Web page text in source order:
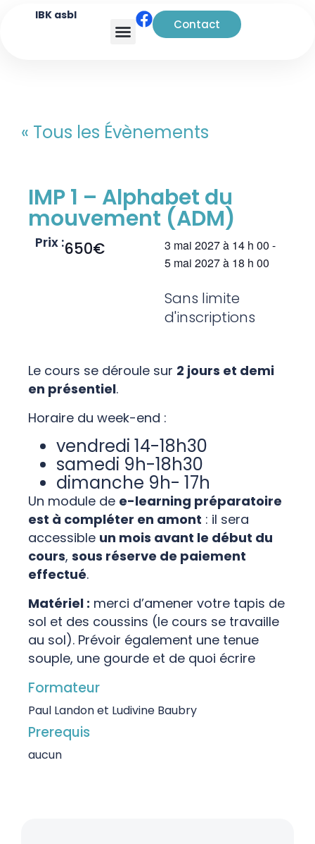
IBK asbl
Contact
« Tous les Évènements
IMP 1 – Alphabet du
mouvement (ADM)
Prix :650€ 3 mai 2027à 14 h 00 -
5 mai 2027à 18 h 00
Sans limite
d'inscriptions
Le cours se déroule sur 2 jours et demi
en présentiel.
Horaire du week-end :
vendredi 14-18h30
samedi 9h-18h30
dimanche 9h- 17h
Un module de e-learning préparatoire
est à compléter en amont : il sera
accessible un mois avant le début du
cours, sous réserve de paiement
effectué.
Matériel : merci d’amener votre tapis de
sol et des coussins (le cours se travaille
au sol). Prévoir également une tenue
souple, une gourde et de quoi écrire
Formateur
Paul Landon et Ludivine Baubry
Prerequis
aucun